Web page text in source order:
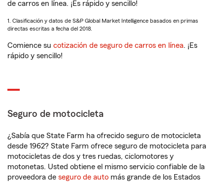
de carros en línea. ¡Es rápido y sencillo!
1. Clasificación y datos de S&P Global Market Intelligence basados en primas
directas escritas a fecha del 2018.
Comience su cotización de seguro de carros en línea. ¡Es
rápido y sencillo!
Seguro de motocicleta
¿Sabía que State Farm ha ofrecido seguro de motocicleta
desde 1962? State Farm ofrece seguro de motocicleta para
motocicletas de dos y tres ruedas, ciclomotores y
motonetas. Usted obtiene el mismo servicio confiable de la
proveedora de seguro de auto más grande de los Estados